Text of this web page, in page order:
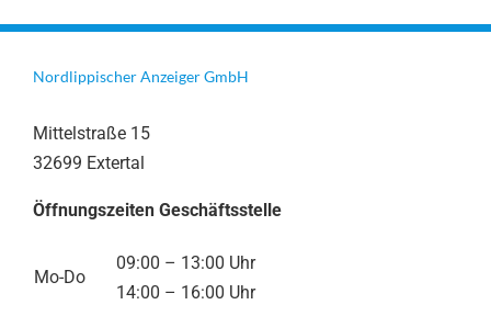
Nordlippischer Anzeiger GmbH
Mittelstraße 15
32699 Extertal
Öffnungszeiten Geschäftsstelle
Mo-Do
09:00 – 13:00 Uhr
14:00 – 16:00 Uhr